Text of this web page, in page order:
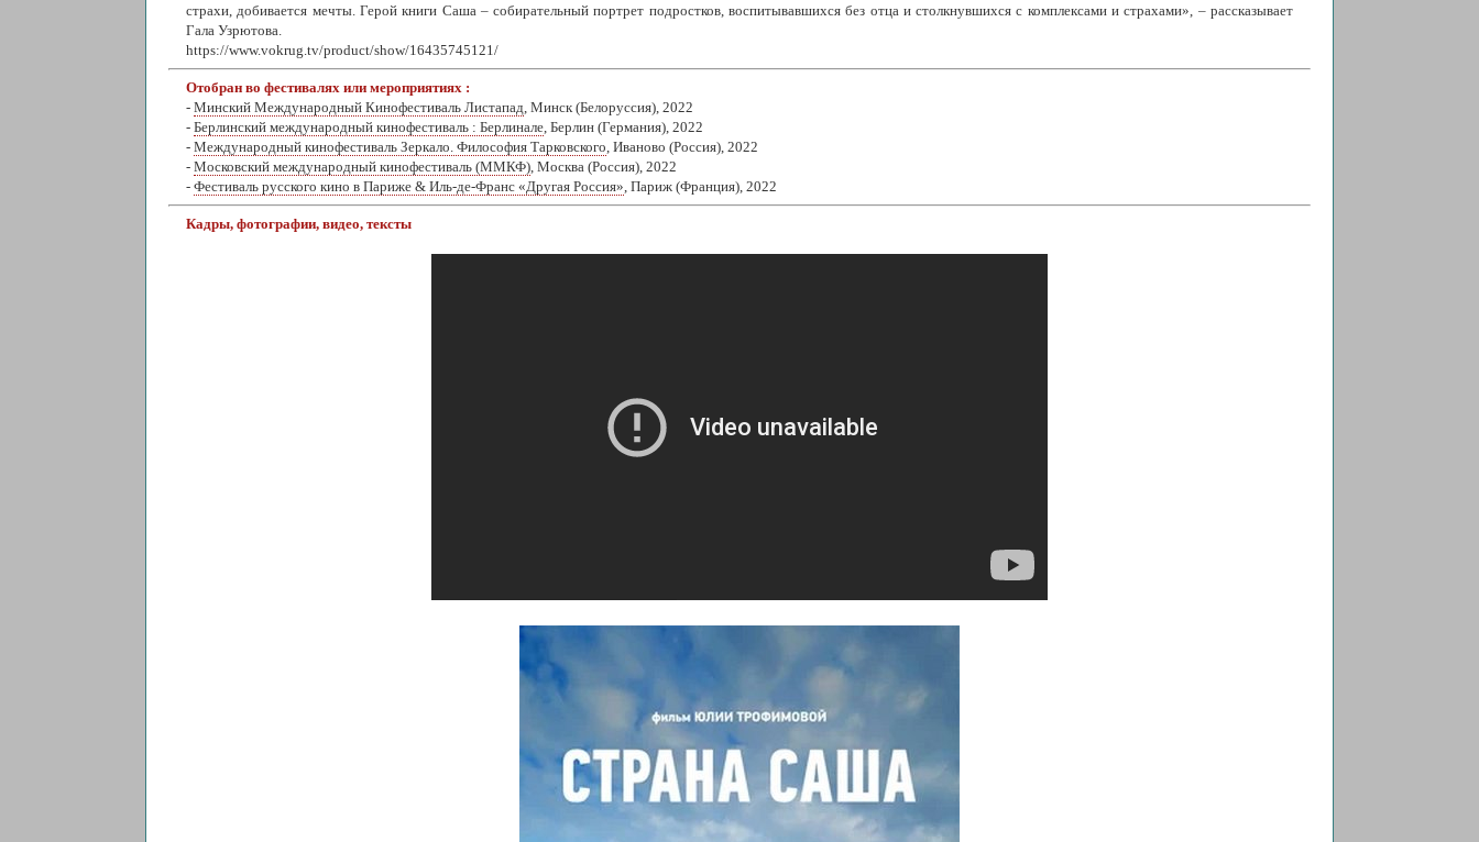
страхи, добивается мечты. Герой книги Саша – собирательный портрет подростков, воспитывавшихся без отца и столкнувшихся с комплексами и страхами», – рассказывает
Гала Узрютова.
https://www.vokrug.tv/product/show/16435745121/
Отобран во фестивалях или мероприятиях :
- Минский Международный Кинофестиваль Листапад , Минск (Белоруссия), 2022
- Берлинский международный кинофестиваль : Берлинале , Берлин (Германия), 2022
- Международный кинофестиваль Зеркало. Философия Тарковского , Иваново (Россия), 2022
- Московский международный кинофестиваль (ММКФ) , Москва (Россия), 2022
- Фестиваль русского кино в Париже & Иль-де-Франс «Другая Россия» , Париж (Франция), 2022
Кадры, фотографии, видео, тексты